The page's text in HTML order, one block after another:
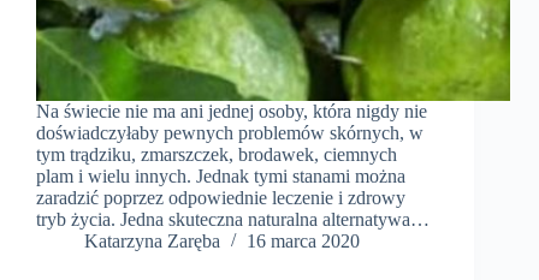
Na świecie nie ma ani jednej osoby, która nigdy nie
doświadczyłaby pewnych problemów skórnych, w
tym trądziku, zmarszczek, brodawek, ciemnych
plam i wielu innych. Jednak tymi stanami można
zaradzić poprzez odpowiednie leczenie i zdrowy
tryb życia. Jedna skuteczna naturalna alternatywa…
Katarzyna Zaręba
16 marca 2020